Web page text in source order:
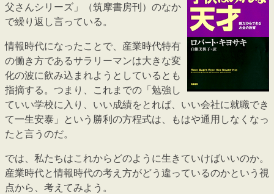
父さんシリーズ」（筑摩書房刊）のなか
で繰り返し言っている。
情報時代になったことで、産業時代特有
の働き方であるサラリーマンは大きな変
化の波に飲み込まれようとしているとも
指摘する。つまり、これまでの「勉強し
ていい学校に入り、いい成績をとれば、いい会社に就職でき
て一生安泰」という勝利の方程式は、もはや通用しなくなっ
たと言うのだ。
では、私たちはこれからどのように生きていけばいいのか。
産業時代と情報時代の考え方がどう違っているのかという視
点から、考えてみよう。